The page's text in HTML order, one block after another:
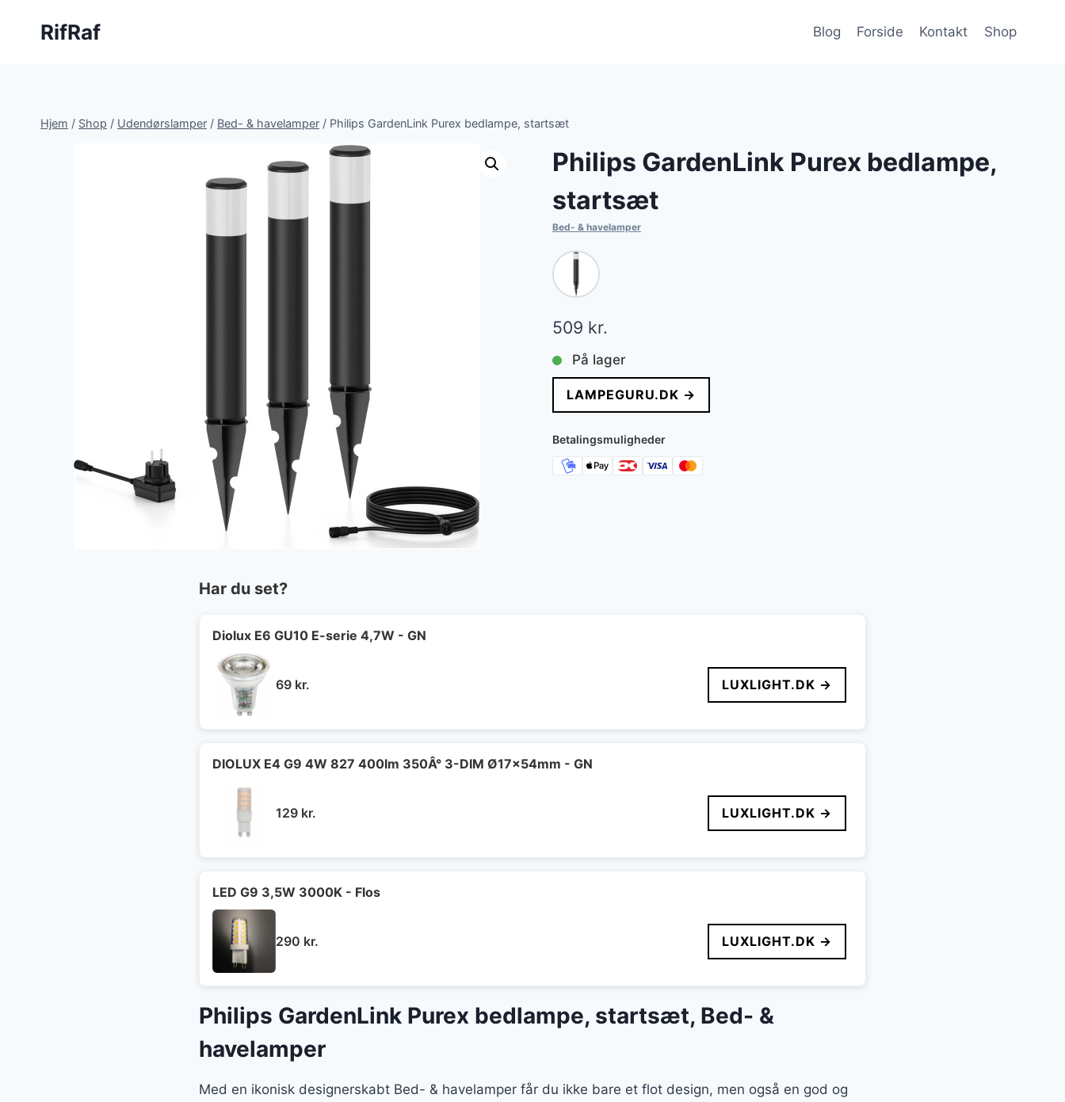
RifRaf Blog Forside Kontakt Shop
Hjem / Shop / Udendørslamper / Bed- & havelamper / Philips GardenLink Purex bedlampe, startsæt
Philips GardenLink Purex bedlampe,
startsæt
Bed- & havelamper
509 kr.
På lager
LAMPEGURU.DK →
Betalingsmuligheder
Har du set?
Diolux E6 GU10 E-serie 4,7W - GN
69 kr. LUXLIGHT.DK →
DIOLUX E4 G9 4W 827 400lm 350Â° 3-DIM Ø17x54mm - GN
129 kr. LUXLIGHT.DK →
LED G9 3,5W 3000K - Flos
290 kr. LUXLIGHT.DK →
Philips GardenLink Purex bedlampe, startsæt, Bed- &
havelamper
Med en ikonisk designerskabt Bed- & havelamper får du ikke bare et flot design, men også en god og